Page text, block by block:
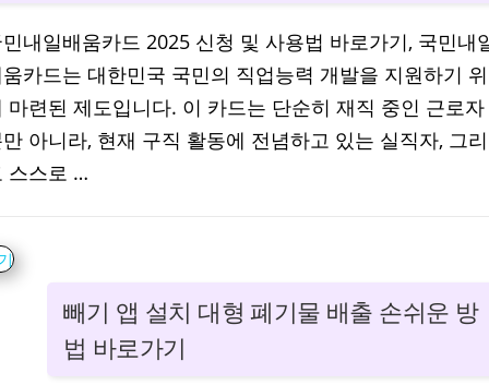
내일배움카드 2025 신청 및 사용법 바로가기, 국민내
카드는 대한민국 국민의 직업능력 개발을 지원하기 위
마련된 제도입니다. 이 카드는 단순히 재직 중인 근로자
아니라, 현재 구직 활동에 전념하고 있는 실직자, 그리
스스로 …
빼기 앱 설치 대형 폐기물 배출 손쉬운 방
법 바로가기